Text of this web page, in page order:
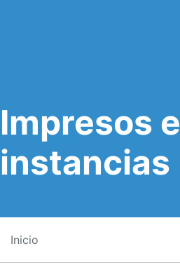
Impresos e
instancias
Inicio